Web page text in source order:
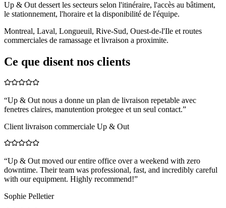
Up & Out dessert les secteurs selon l'itinéraire, l'accès au bâtiment,
le stationnement, l'horaire et la disponibilité de l'équipe.
Montreal, Laval, Longueuil, Rive-Sud, Ouest-de-l'Ile et routes
commerciales de ramassage et livraison a proximite.
Ce que disent nos clients
“Up & Out nous a donne un plan de livraison repetable avec
fenetres claires, manutention protegee et un seul contact.”
Client livraison commerciale Up & Out
“Up & Out moved our entire office over a weekend with zero
downtime. Their team was professional, fast, and incredibly careful
with our equipment. Highly recommend!”
Sophie Pelletier